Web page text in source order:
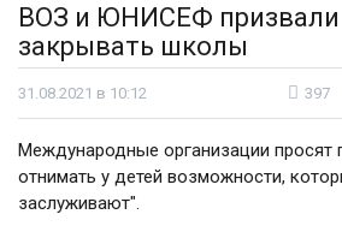
ВОЗ и ЮНИСЕФ призвали
закрывать школы
31.08.2021 в 10:12 397
Международные организации просят
отнимать у детей возможности,
заслуживают".